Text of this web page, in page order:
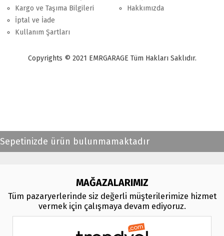
Kargo ve Taşıma Bilgileri
İptal ve İade
Kullanım Şartları
Hakkımızda
Copyrights © 2021 EMRGARAGE Tüm Hakları Saklıdır.
Sepetinizde ürün bulunmamaktadır
MAĞAZALARIMIZ
Tüm pazaryerlerinde siz değerli müşterilerimize hizmet
vermek için çalışmaya devam ediyoruz.